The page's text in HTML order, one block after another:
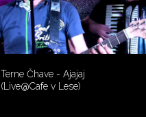
Terne Čhave - Ajajaj
(Live@Cafe v Lese)